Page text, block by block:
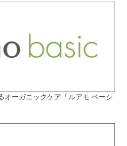
オーガニックケア「ルアモ ベーシ